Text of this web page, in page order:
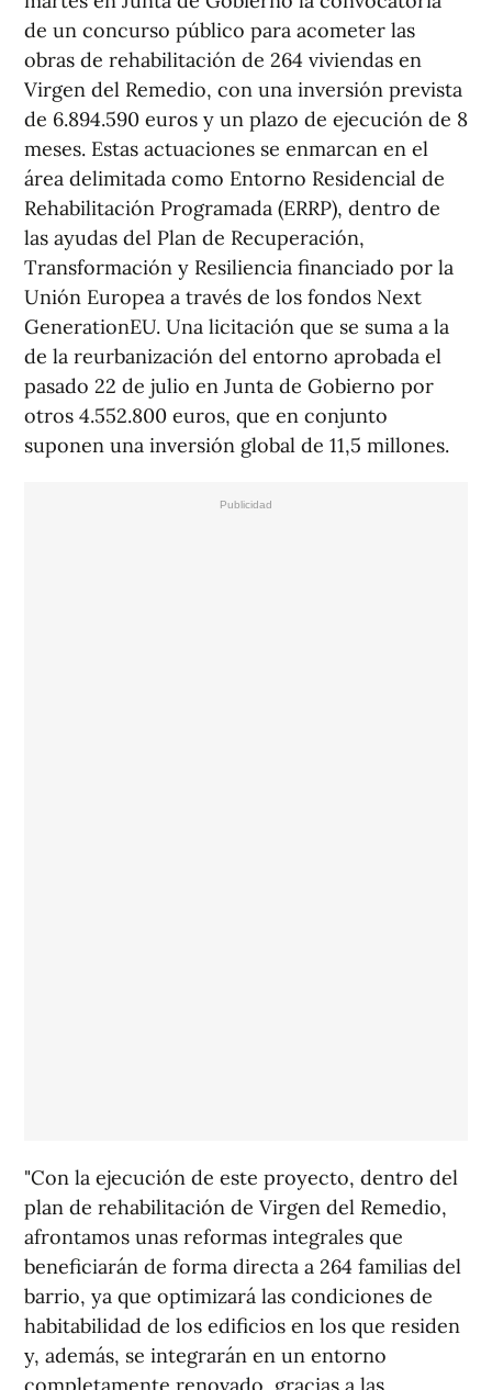
de un concurso público para acometer las
obras de rehabilitación de 264 viviendas en
Virgen del Remedio, con una inversión prevista
de 6.894.590 euros y un plazo de ejecución de 8
meses. Estas actuaciones se enmarcan en el
área delimitada como Entorno Residencial de
Rehabilitación Programada (ERRP), dentro de
las ayudas del Plan de Recuperación,
Transformación y Resiliencia financiado por la
Unión Europea a través de los fondos Next
GenerationEU. Una licitación que se suma a la
de la reurbanización del entorno aprobada el
pasado 22 de julio en Junta de Gobierno por
otros 4.552.800 euros, que en conjunto
suponen una inversión global de 11,5 millones.
"Con la ejecución de este proyecto, dentro del
plan de rehabilitación de Virgen del Remedio,
afrontamos unas reformas integrales que
beneficiarán de forma directa a 264 familias del
barrio, ya que optimizará las condiciones de
habitabilidad de los edificios en los que residen
y, además, se integrarán en un entorno